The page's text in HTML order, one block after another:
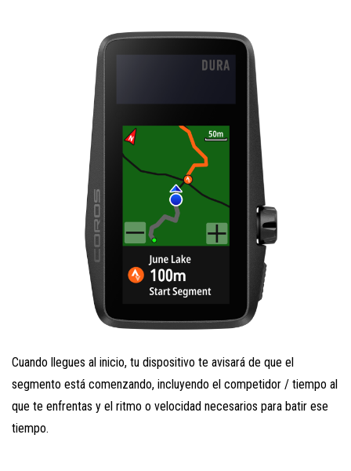
Cuando llegues al inicio, tu dispositivo te avisará de que el
segmento está comenzando, incluyendo el competidor / tiempo al
que te enfrentas y el ritmo o velocidad necesarios para batir ese
tiempo.